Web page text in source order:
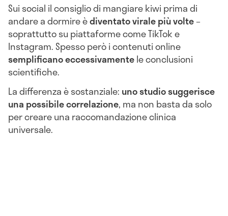
Sui social il consiglio di mangiare kiwi prima di
andare a dormire èdiventato virale più volte–
soprattutto su piattaforme come TikTok e
Instagram. Spesso però i contenuti online
semplificano eccessivamentele conclusioni
scientifiche.
La differenza è sostanziale: uno studio suggerisce
una possibile correlazione, ma non basta da solo
per creare una raccomandazione clinica
universale.